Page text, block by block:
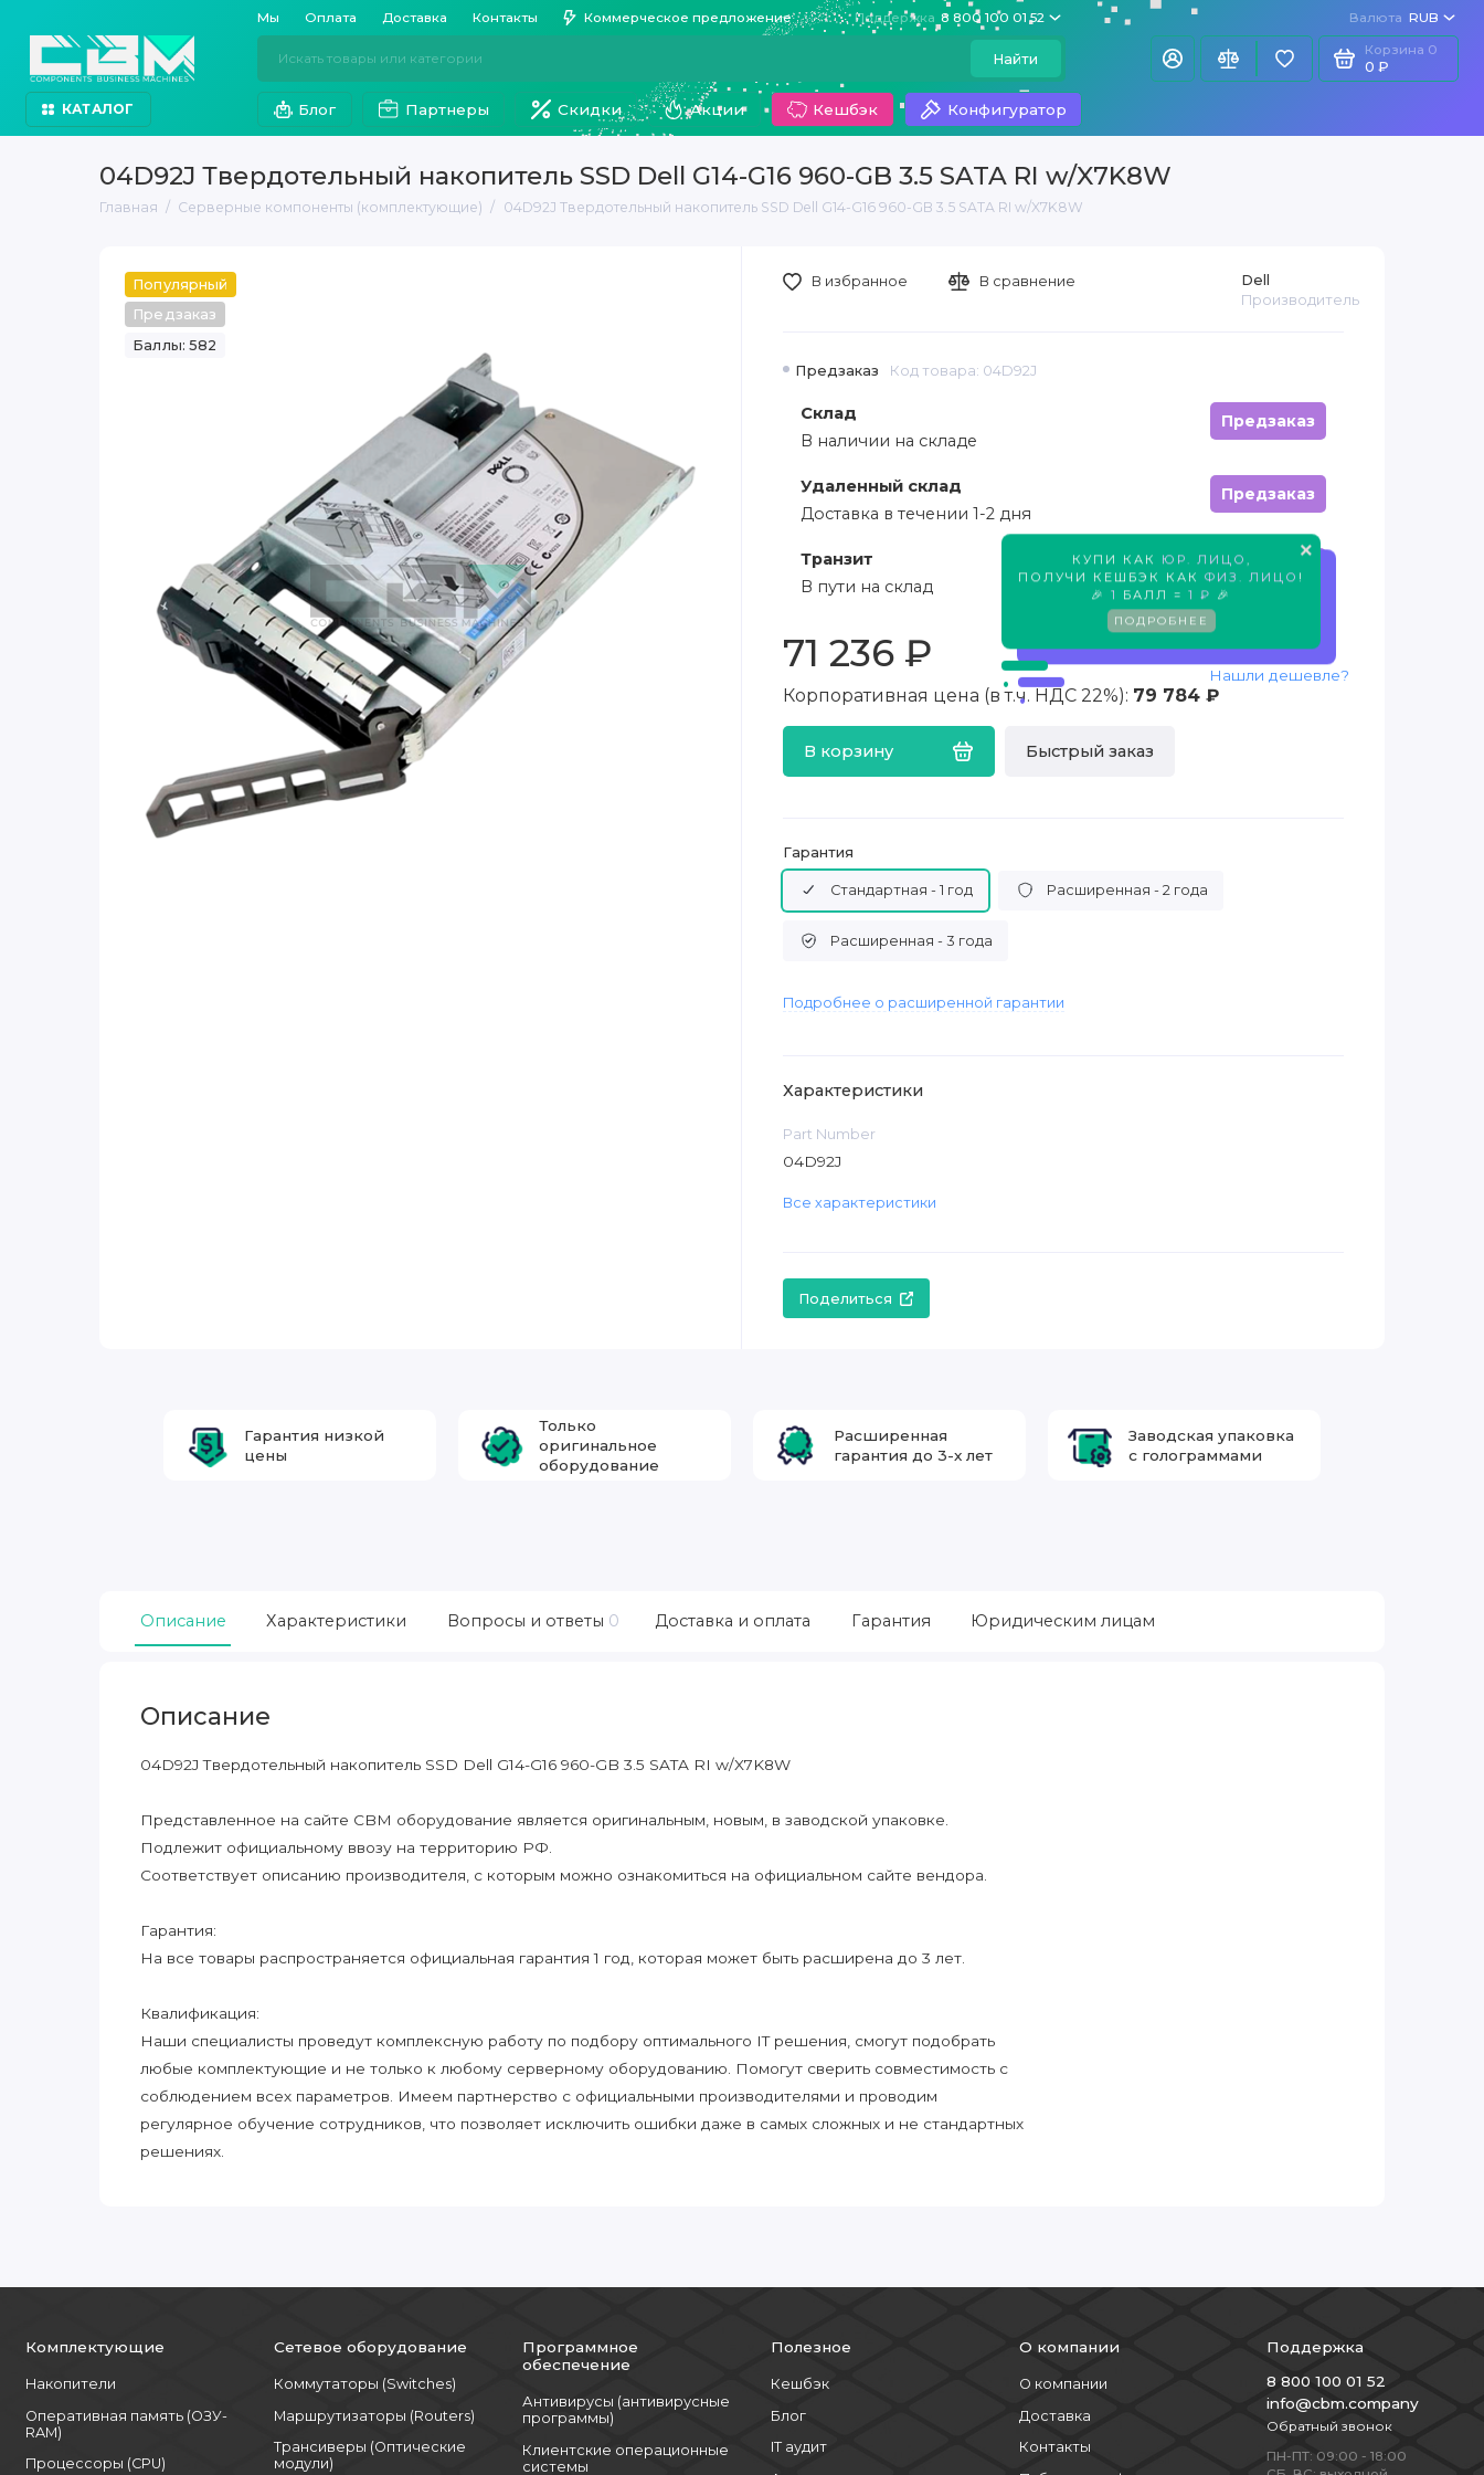
Мы Оплата Доставка Контакты Коммерческое предложение Поддержка 8 800 100 01 52 Валюта RUB
Найти
Корзина 0
0 ₽
КАТАЛОГ Блог Партнеры Скидки Акции Кешбэк Конфигуратор
04D92J Твердотельный накопитель SSD Dell G14-G16 960-GB 3.5 SATA RI w/X7K8W
Главная Серверные компоненты (комплектующие) 04D92J Твердотельный накопитель SSD Dell G14-G16 960-GB 3.5 SATA RI w/X7K8W
Популярный
Предзаказ
Баллы: 582
×
КУПИ КАК ЮР. ЛИЦО
ПОЛУЧИ КЕШБЭК КАК ФИЗ. ЛИЦО !
🎉 1 БАЛЛ = 1 ₽ 🎉
ПОДРОБНЕЕ
Предзаказ Код товара: 04D92J
Dell
Производитель
Склад
Предзаказ
В наличии на складе
Удаленный склад
Предзаказ
Доставка в течении 1-2 дня
Транзит
Предзаказ
В пути на склад
71 236 ₽
Корпоративная цена (в т.ч. НДС 22%): 79 784 ₽
В корзину Быстрый заказ
Нашли дешевле?
В избранное В сравнение
Гарантия
Стандартная - 1 год Расширенная - 2 года
Расширенная - 3 года
Подробнее о расширенной гарантии
Характеристики
Part Number
04D92J
Все характеристики
Поделиться
Гарантия низкой
цены
Только
оригинальное
оборудование
Расширенная
гарантия до 3-х лет
Заводская упаковка
с голограммами
Описание Характеристики Вопросы и ответы 0 Доставка и оплата Гарантия Юридическим лицам
Описание
04D92J Твердотельный накопитель SSD Dell G14-G16 960-GB 3.5 SATA RI w/X7K8W
Представленное на сайте CBM оборудование является оригинальным, новым, в заводской упаковке.
Подлежит официальному ввозу на территорию РФ.
Соответствует описанию производителя, с которым можно ознакомиться на официальном сайте вендора.
Гарантия:
На все товары распространяется официальная гарантия 1 год, которая может быть расширена до 3 лет.
Квалификация:
Наши специалисты проведут комплексную работу по подбору оптимального IT решения, смогут подобрать
любые комплектующие и не только к любому серверному оборудованию. Помогут сверить совместимость с
соблюдением всех параметров. Имеем партнерство с официальными производителями и проводим
регулярное обучение сотрудников, что позволяет исключить ошибки даже в самых сложных и не стандартных
решениях.
Комплектующие
Накопители
Оперативная память (ОЗУ-
RAM)
Процессоры (CPU)
Сетевое оборудование
Коммутаторы (Switches)
Маршрутизаторы (Routers)
Трансиверы (Оптические
модули)
Программное
обеспечение
Антивирусы (антивирусные
программы)
Клиентские операционные
системы
Полезное
Кешбэк
Блог
IT аудит
О компании
О компании
Доставка
Контакты
Поддержка
8 800 100 01 52
info@cbm.company
Обратный звонок
ПН-ПТ: 09:00 - 18:00